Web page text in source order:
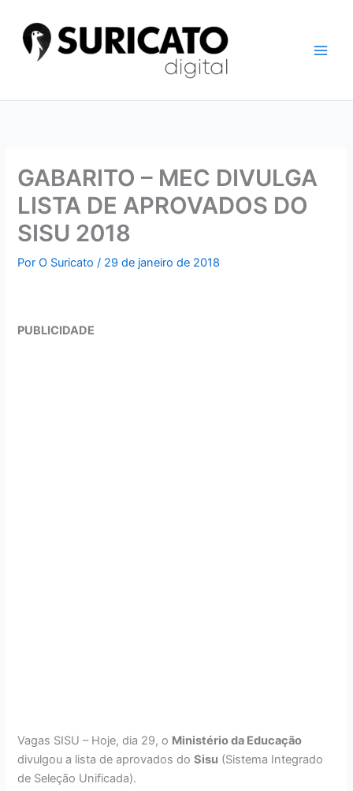
conteúdo
GABARITO – MEC DIVULGA
LISTA DE APROVADOS DO
SISU 2018
PorO Suricato/ 29 de janeiro de 2018
PUBLICIDADE
Vagas SISU – Hoje, dia 29, o Ministério da Educação
divulgou a lista de aprovados doSisu (Sistema Integrado
de Seleção Unificada).